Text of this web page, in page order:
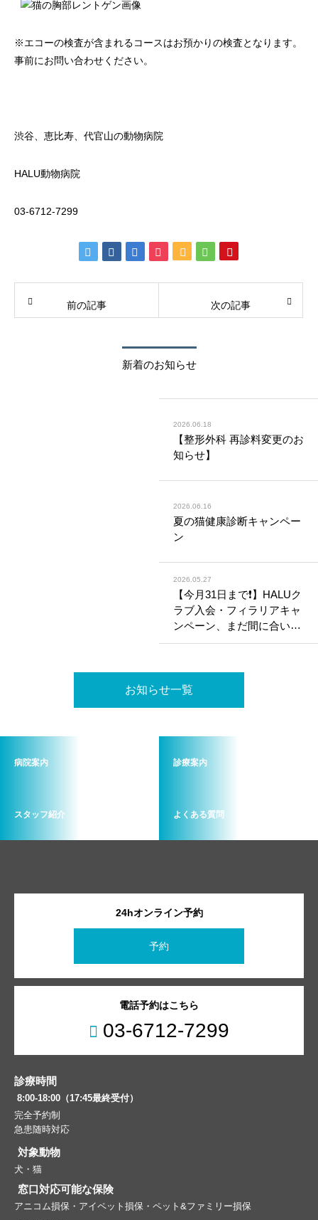
※エコーの検査が含まれるコースはお預かりの検査となります。
事前にお問い合わせください。
渋谷、恵比寿、代官山の動物病院
HALU動物病院
03-6712-7299
前の記事 次の記事
新着のお知らせ
2026.06.18
【整形外科 再診料変更のお
知らせ】
2026.06.16
夏の猫健康診断キャンペー
ン
2026.05.27
【今月31日まで❗️】HALUク
ラブ入会・フィラリアキャ
ンペーン、まだ間に合いま
す🐶🐱本格的な夏を迎える
もぜひご相談ください✨️
お知らせ一覧
病院案内 診療案内
スタッフ紹介 よくある質問
24hオンライン予約
予約
電話予約はこちら
03-6712-7299
診療時間
8:00-18:00（17:45最終受付）
完全予約制
急患随時対応
対象動物
犬・猫
窓口対応可能な保険
アニコム損保・アイペット損保・ペット&ファミリー損保